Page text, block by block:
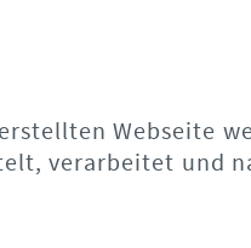
Webseite
verarbeitet und